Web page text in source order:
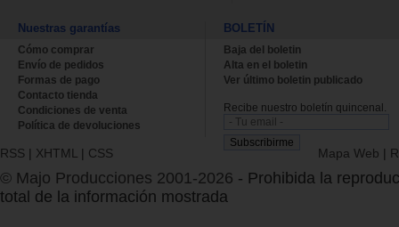
Nuestras garantías
Cómo comprar
Envío de pedidos
Formas de pago
Contacto tienda
Condiciones de venta
Política de devoluciones
BOLETÍN
Baja del boletin
Alta en el boletin
Ver último boletin publicado
Recibe nuestro boletín quincenal.
RSS | XHTML | CSS Mapa Web |
© Majo Producciones 2001-2026 - Prohibida la
total de la información mostrada